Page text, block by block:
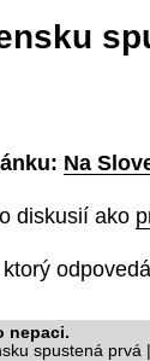
Na
diskusií ako
nepaci.
spustená